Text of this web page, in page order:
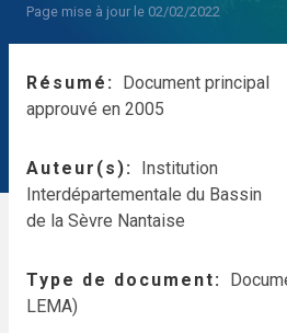
Page mise à jour le 02/02/2022
Résumé
Document principal
approuvé en 2005
Auteur(s)
Institution
Interdépartementale du Bassin
de la Sèvre Nantaise
Type de document
LEMA)